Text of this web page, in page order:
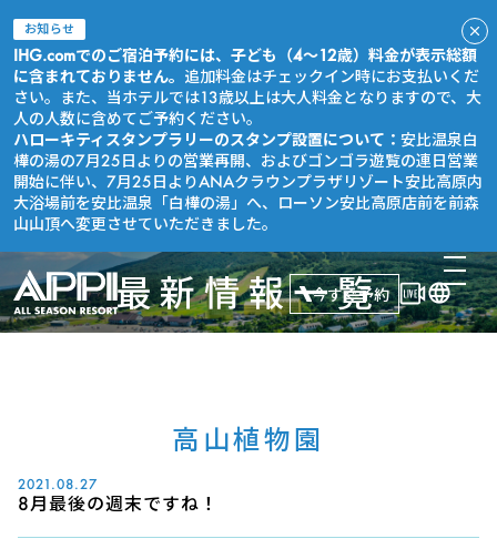
お知らせ
IHG.comでのご宿泊予約には、子ども（4～12歳）料金が表示総額
に含まれておりません。 追加料金はチェックイン時にお支払いくだ
さい。また、当ホテルでは13歳以上は大人料金となりますので、大
人の人数に含めてご予約ください。
ハローキティスタンプラリーのスタンプ設置について： 安比温泉白
樺の湯の7月25日よりの営業再開、およびゴンゴラ遊覧の連日営業
開始に伴い、7月25日よりANAクラウンプラザリゾート安比高原内
大浴場前を安比温泉「白樺の湯」へ、ローソン安比高原店前を前森
山山頂へ変更させていただきました。
今すぐ予約
最新情報一覧
高山植物園
2021.08.27
8月最後の週末ですね！